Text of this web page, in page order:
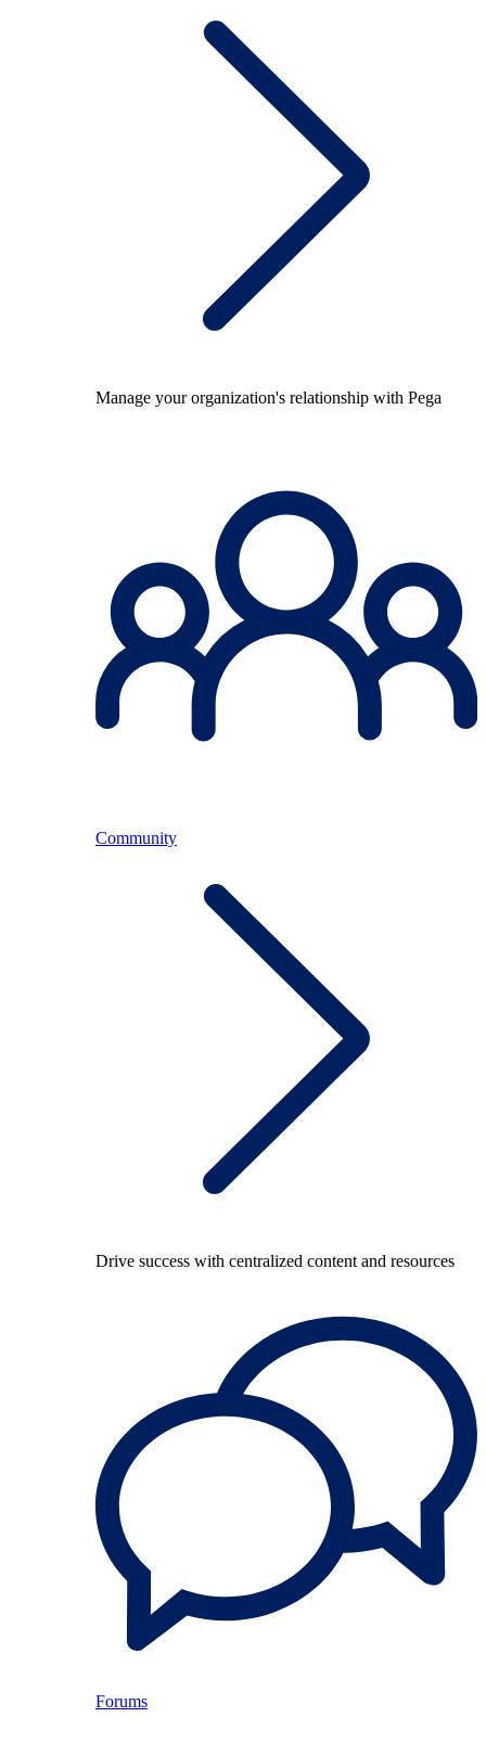
Manage your organization's relationship with Pega
Community
Drive success with centralized content and resources
Forums